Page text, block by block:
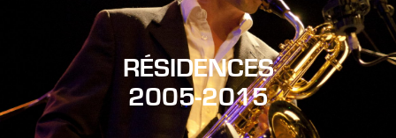
RÉSIDENCES
2005-2015